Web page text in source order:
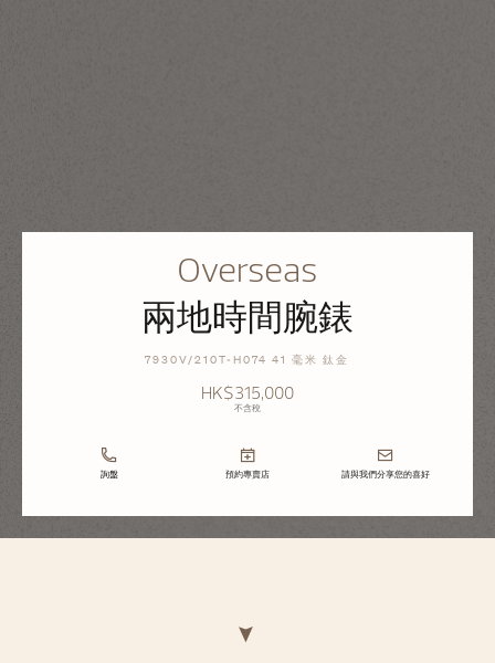
Overseas
兩地時間腕錶
7930V/210T-H074 41 毫米 鈦金
HK$315,000
不含稅
詢盤 預約專賣店 請與我們分享您的喜好